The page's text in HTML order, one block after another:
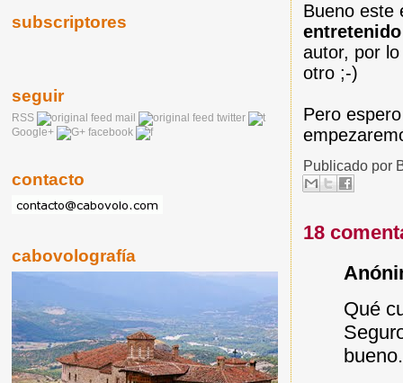
Bueno este
autor, por
otro ;-)
Pero
Publicado por
18
Qué
bueno.
subscriptores
seguir
RSS mail
twitter
Google+
facebook
contacto
cabovolografía